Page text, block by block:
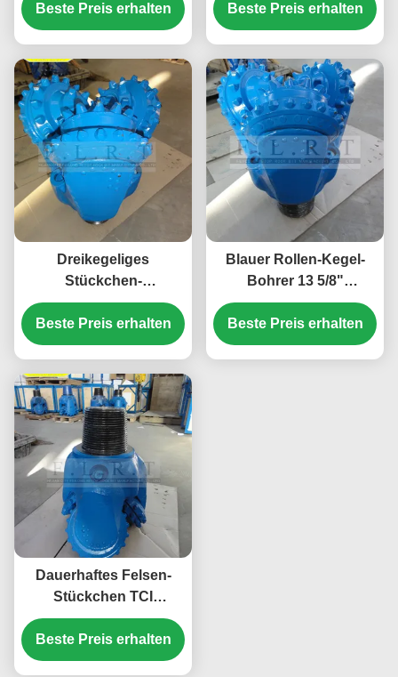
Siegelrollenlager TCI
mit Käfig-Schutz
Beste Preis erhalten
13 5/8" Standard
FSA517G HDD
Beste Preis erhalten
Dreikegeliges
Stückchen-
Siegelgleitlager IADC
517 TCI für mittlere
weiche Bildung
Beste Preis erhalten
Blauer Rollen-Kegel-
Bohrer 13 5/8"
FSA517G, TCI-Bohrer
für Wasser Wells
Beste Preis erhalten
Dauerhaftes Felsen-
Stückchen TCI
dreikegeligen
Stückchen-/drei Kegel
mit verstärktem
Beste Preis erhalten